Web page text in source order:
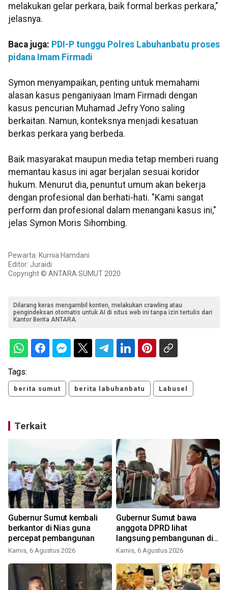
melakukan gelar perkara, baik formal berkas perkara,"
jelasnya.
Baca juga: PDI-P tunggu Polres Labuhanbatu proses
pidana Imam Firmadi
Symon menyampaikan, penting untuk memahami
alasan kasus penganiyaan Imam Firmadi dengan
kasus pencurian Muhamad Jefry Yono saling
berkaitan. Namun, konteksnya menjadi kesatuan
berkas perkara yang berbeda.
Baik masyarakat maupun media tetap memberi ruang
memantau kasus ini agar berjalan sesuai koridor
hukum. Menurut dia, penuntut umum akan bekerja
dengan profesional dan berhati-hati. "Kami sangat
perform dan profesional dalam menangani kasus ini,"
jelas Symon Moris Sihombing.
Pewarta: Kurnia Hamdani
Editor: Juraidi
Copyright © ANTARA SUMUT 2020
Dilarang keras mengambil konten, melakukan crawling atau
pengindeksan otomatis untuk AI di situs web ini tanpa izin tertulis dari
Kantor Berita ANTARA.
Tags:
berita sumut berita labuhanbatu Labusel
Terkait
Gubernur Sumut kembali
berkantor di Nias guna
percepat pembangunan
Kamis, 6 Agustus 2026
Gubernur Sumut bawa
anggota DPRD lihat
langsung pembangunan di
Nias
Kamis, 6 Agustus 2026